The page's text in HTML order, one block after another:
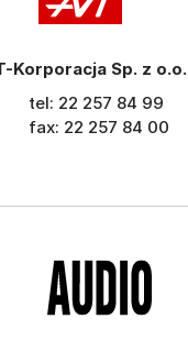
Korporacja Sp. z o.o.
tel: 22 257 84 99
fax: 22 257 84 00